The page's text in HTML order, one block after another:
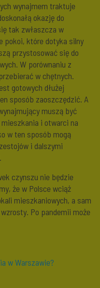
wynajmem traktuje
okazję do
tak zwłaszcza w
pokoi, które dotyka silny
przystosować się do
W porównaniu z
w chętnych.
gotowych dłużej
sposób zaoszczędzić. A
muszą być
i otwarci na
w ten sposób mogą
i dalszymi
czynszu nie będzie
że w Polsce wciąż
mieszkaniowych, a sam
Po pandemii może
w Warszawie?